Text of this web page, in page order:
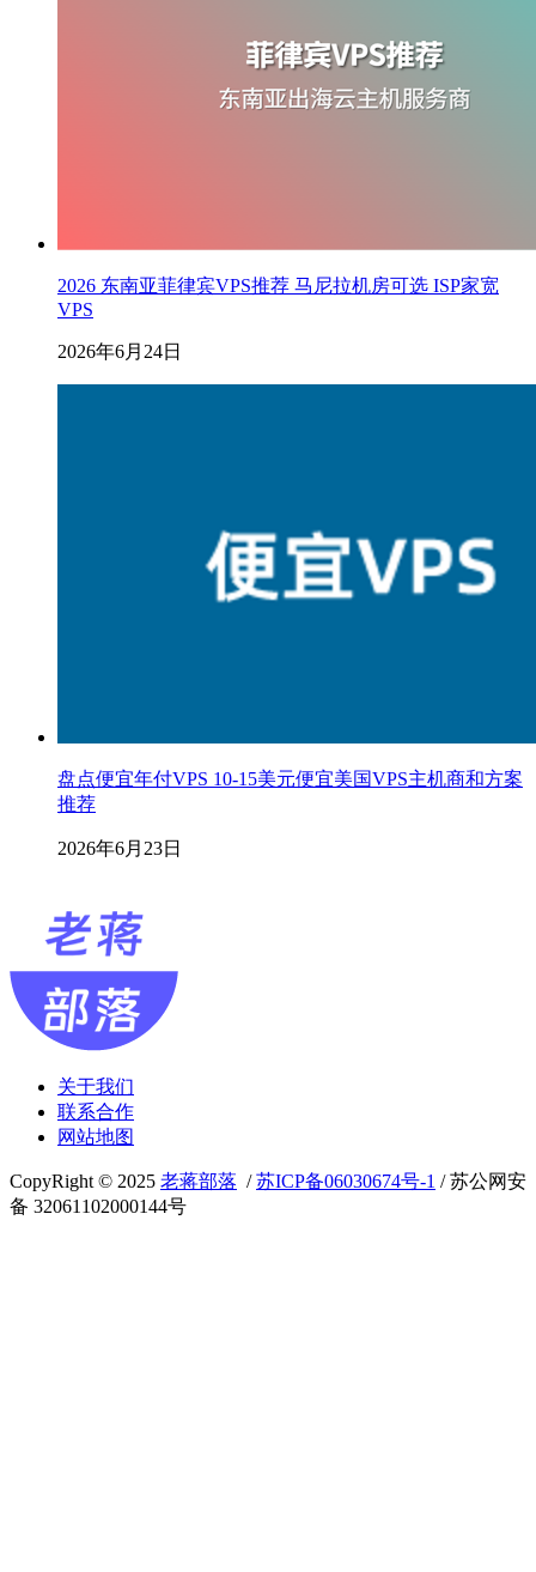
2026 东南亚菲律宾VPS推荐 马尼拉机房可选 ISP家宽
VPS
2026年6月24日
盘点便宜年付VPS 10-15美元便宜美国VPS主机商和方案
推荐
2026年6月23日
关于我们
联系合作
网站地图
CopyRight © 2025 老蒋部落 /苏ICP备06030674号-1 / 苏公网安
备 32061102000144号